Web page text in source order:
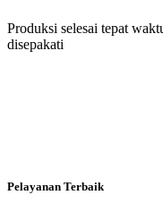
Produksi selesai tepat
disepakati
Pelayanan Terbaik